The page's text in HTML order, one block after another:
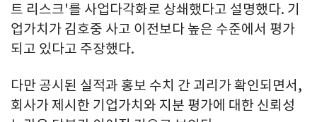
트 리스크'를 사업다각화로 상쇄했다고 설명했다. 기
업가치가 김호중 사고 이전보다 높은 수준에서 평가
되고 있다고 주장했다.
다만 공시된 실적과 홍보 수치 간 괴리가 확인되면서,
회사가 제시한 기업가치와 지분 평가에 대한 신뢰성